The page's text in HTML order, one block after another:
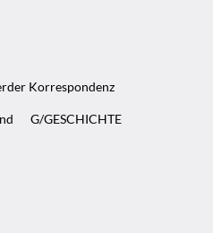
Korrespondenz
G/GESCHICHTE